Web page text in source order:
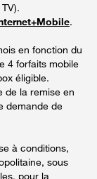
.
en fonction du
4 forfaits mobile
éligible.
de la remise en
demande de
à conditions,
sous
pour la